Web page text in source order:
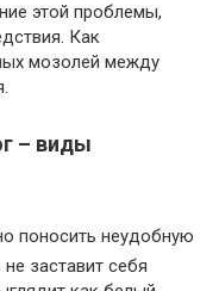
этой проблемы,
Как
мозолей между
– виды
поносить неудобную
заставит себя